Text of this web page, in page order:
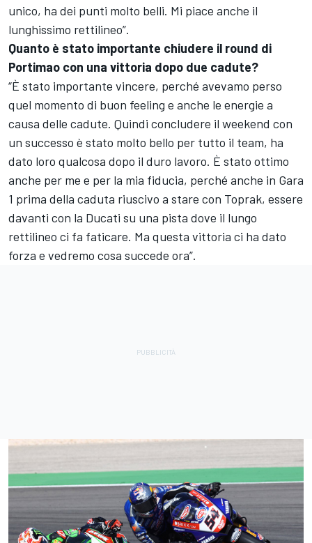
unico, ha dei punti molto belli. Mi piace anche il
lunghissimo rettilineo”.
Quanto è stato importante chiudere il round di
Portimao con una vittoria dopo due cadute?
“È stato importante vincere, perché avevamo perso
quel momento di buon feeling e anche le energie a
causa delle cadute. Quindi concludere il weekend con
un successo è stato molto bello per tutto il team, ha
dato loro qualcosa dopo il duro lavoro. È stato ottimo
anche per me e per la mia fiducia, perché anche in Gara
1 prima della caduta riuscivo a stare con Toprak, essere
davanti con la Ducati su una pista dove il lungo
rettilineo ci fa faticare. Ma questa vittoria ci ha dato
forza e vedremo cosa succede ora”.